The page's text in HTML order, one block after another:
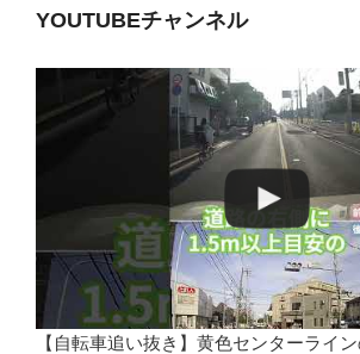
YOUTUBEチャンネル
【自転車追い抜き】黄色センターライ